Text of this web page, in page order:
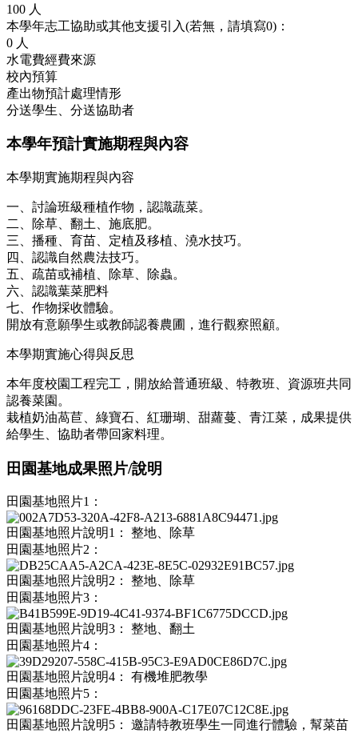
100 人
本學年志工協助或其他支援引入(若無，請填寫0)：
0 人
水電費經費來源
校內預算
產出物預計處理情形
分送學生、分送協助者
本學年預計實施期程與內容
本學期實施期程與內容
一、討論班級種植作物，認識蔬菜。
二、除草、翻土、施底肥。
三、播種、育苗、定植及移植、澆水技巧。
四、認識自然農法技巧。
五、疏苗或補植、除草、除蟲。
六、認識葉菜肥料
七、作物採收體驗。
開放有意願學生或教師認養農圃，進行觀察照顧。
本學期實施心得與反思
本年度校園工程完工，開放給普通班級、特教班、資源班共同
認養菜園。
栽植奶油萵苣、綠寶石、紅珊瑚、甜蘿蔓、青江菜，成果提供
給學生、協助者帶回家料理。
田園基地成果照片/說明
田園基地照片1：
田園基地照片說明1：
整地、除草
田園基地照片2：
田園基地照片說明2：
整地、除草
田園基地照片3：
田園基地照片說明3：
整地、翻土
田園基地照片4：
田園基地照片說明4：
有機堆肥教學
田園基地照片5：
田園基地照片說明5：
邀請特教班學生一同進行體驗，幫菜苗